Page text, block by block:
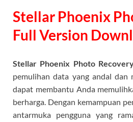
Stellar Phoenix
Full Version
Stellar Phoenix Photo
pemulihan data yang andal dan
dapat membantu Anda
berharga. Dengan kemampuan
antarmuka pengguna yang